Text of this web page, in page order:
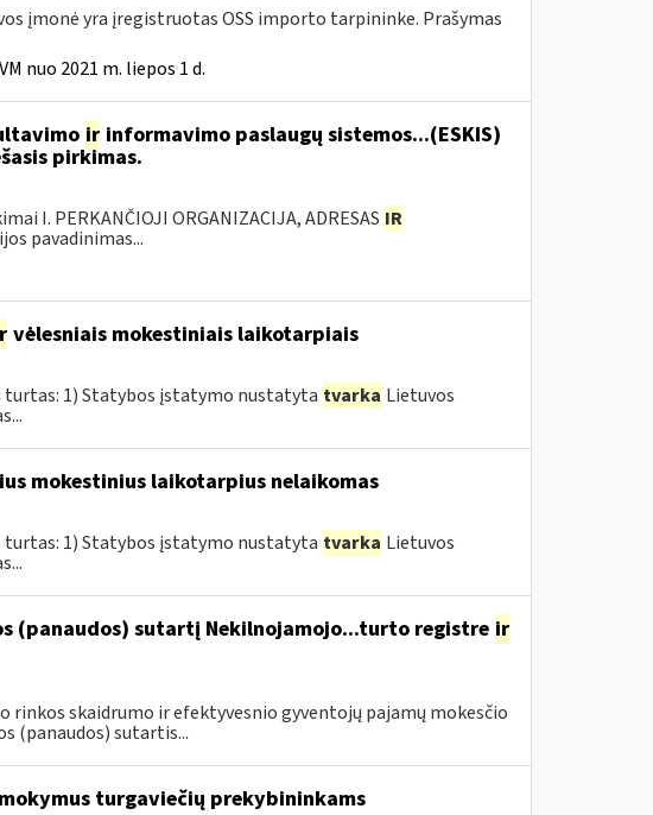
įmonė yra įregistruotas OSS importo tarpininke. Prašymas
nuo 2021 m. liepos 1 d.
irinformavimo paslaugų sistemos...(ESKIS)
pirkimas.
I. PERKANČIOJI ORGANIZACIJA, ADRESAS IR
pavadinimas...
vėlesniais mokestiniais laikotarpiais
1) Statybos įstatymo nustatyta tvarka Lietuvos
mokestinius laikotarpius nelaikomas
1) Statybos įstatymo nustatyta tvarka Lietuvos
(panaudos) sutartį Nekilnojamojo...turto registre ir
skaidrumo ir efektyvesnio gyventojų pajamų mokesčio
(panaudos) sutartis...
turgaviečių prekybininkams